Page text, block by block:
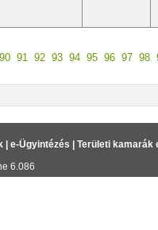
90 91 92 93 94 95 96 97 98
| e-Ügyintézés
Területi kamarák
6.086